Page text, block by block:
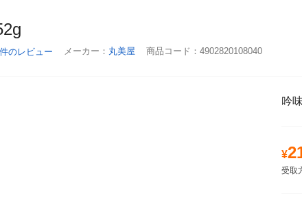
のレビュー メーカー： 丸美屋 商品コード： 4902820108040
吟
¥
受取